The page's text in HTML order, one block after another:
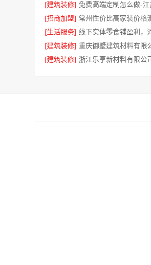
[建筑装修]
[招商加盟]
[生活服务]
[建筑装修]
[建筑装修]